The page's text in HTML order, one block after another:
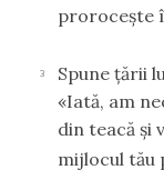
proroceşte
3
Spune ţării
«Iată, am
din teacă şi
mijlocul tău